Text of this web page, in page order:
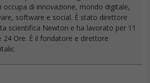
occupa di innovazione, mondo digitale,
software e social. È stato direttore
scientifica Newton e ha lavorato per 11
24 Ore. È il fondatore e direttore